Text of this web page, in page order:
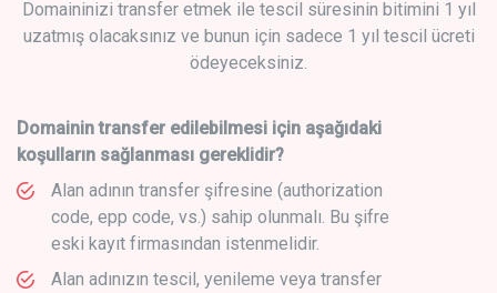
Domaininizi transfer etmek ile tescil süresinin bitimini 1 yıl
uzatmış olacaksınız ve bunun için sadece 1 yıl tescil ücreti
ödeyeceksiniz.
Domainin transfer edilebilmesi için aşağıdaki
koşulların sağlanması gereklidir?
Alan adının transfer şifresine (authorization
code, epp code, vs.) sahip olunmalı. Bu şifre
eski kayıt firmasından istenmelidir.
Alan adınızın tescil, yenileme veya transfer